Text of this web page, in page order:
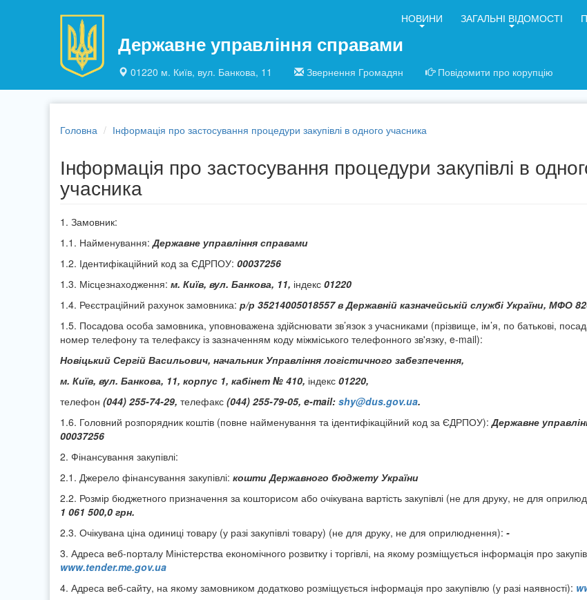
Державне управління справами
01220 м. Київ, вул. Банкова, 11 Звернення Громадян Повідомити про корупцію
НОВИНИ ЗАГАЛЬНІ ВІДОМОСТІ
Головна Інформація про застосування процедури закупівлі в одного учасника
Інформація про застосування процедури закупівлі в
учасника
1. Замовник:
1.1. Найменування:Державне управління справами
1.2. Ідентифікаційний код за ЄДРПОУ: 00037256
1.3. Місцезнаходження: м. Київ, вул. Банкова, 11, індекс 01220
1.4. Реєстраційний рахунок замовника: р/р 35214005018557 в Державній казначейській службі України, МФО
1.5. Посадова особа замовника, уповноважена здійснювати зв’язок з учасниками (прізвище, ім’я, по батькові,
номер телефону та телефаксу із зазначенням коду міжміського телефонного зв'язку, e-mail):
Новіцький Сергій Васильович, начальник Управління логістичного забезпечення,
м. Київ, вул. Банкова, 11, корпус 1, кабінет № 410, індекс 01220,
телефон (044) 255-74-29, телефакс (044) 255-79-05, e-mail: shy@dus.gov.ua.
1.6. Головний розпорядник коштів (повне найменування та ідентифікаційний код за ЄДРПОУ):Державне
00037256
2. Фінансування закупівлі:
2.1. Джерело фінансування закупівлі: кошти Державного бюджету України
2.2. Розмір бюджетного призначення за кошторисом або очікувана вартість закупівлі (не для друку, не для
1 061 500,0 грн.
2.3. Очікувана ціна одиниці товару (у разі закупівлі товару) (не для друку, не для оприлюднення): -
3. Адреса веб-порталу Міністерства економічного розвитку і торгівлі, на якому розміщується інформація про
www.tender.me.gov.ua
4. Адреса веб-сайту, на якому замовником додатково розміщується інформація про закупівлю (у разі наявності):